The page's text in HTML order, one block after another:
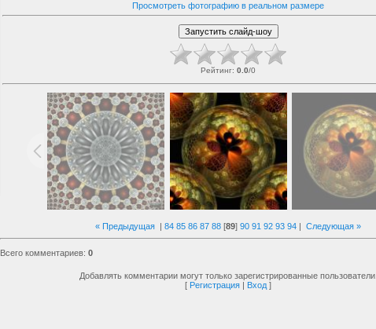
Просмотреть фотографию в реальном размере
Рейтинг: 0.0/0
« Предыдущая | 84 85 86 87 88 [89] 90 91 92 93 94 | Следующая »
Всего комментариев: 0
Добавлять комментарии могут только зарегистрированные пользователи.
[ Регистрация | Вход ]